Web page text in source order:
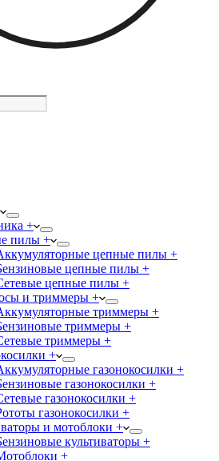
+
пилы +
цепные пилы +
цепные пилы +
цепные пилы +
и триммеры +
триммеры +
триммеры +
триммеры +
+
газонокосилки +
газонокосилки +
газонокосилки +
газонокосилки +
и мотоблоки +
культиваторы +
+